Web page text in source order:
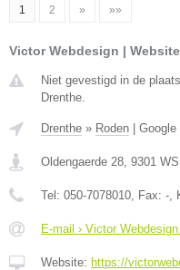
1 2 » »»
Victor Webdesign |
Niet gevestigd in de
Drenthe.
Drenthe » Roden Google
Oldengaerde 28, 9301 WS
Tel: 050-7078010, Fax: -,
E-mail › Victor
Website: https://